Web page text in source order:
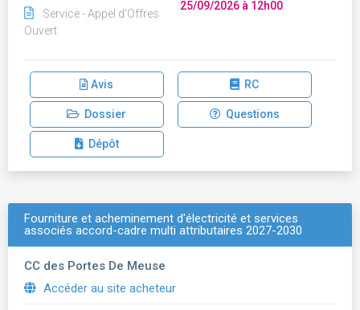
Service - Appel d'Offres
Ouvert
25/09/2026 à 12h00
Avis RC
Dossier Questions
Dépôt
Fourniture et acheminement d'électricité et services
associés accord-cadre multi attributaires 2027-2030
CC des Portes De Meuse
Accéder au site acheteur